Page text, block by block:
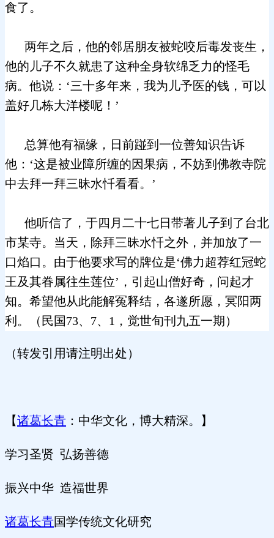
食了。
两年之后，他的邻居朋友被蛇咬后毒发丧生，
他的儿子不久就患了这种全身软绵乏力的怪毛
病。他说：‘三十多年来，我为儿予医的钱，可以
盖好几栋大洋楼呢！’
总算他有福缘，日前踫到一位善知识告诉
他：‘这是被业障所缠的因果病，不妨到佛教寺院
中去拜一拜三昧水忏看看。’
他听信了，于四月二十七日带著儿子到了台北
市某寺。当天，除拜三昧水忏之外，并加放了一
口焰口。由于他要求写的牌位是‘佛力超荐红冠蛇
王及其眷属往生莲位’，引起山僧好奇，问起才
知。希望他从此能解冤释结，各遂所愿，冥阳两
利。（民国73、7、1，觉世旬刊九五一期）
（转发引用请注明出处）
【诸葛长青 ：中华文化，博大精深。】
学习圣贤 弘扬善德
振兴中华 造福世界
诸葛长青国学传统文化研究